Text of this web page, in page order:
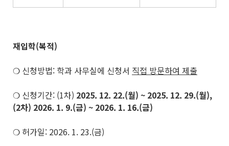
재입학(복적)
❍ 신청방법: 학과 사무실에 신청서 직접 방문하여 제출
❍ 신청기간: (1차) 2025. 12. 22.(월) ~ 2025. 12. 29.(월),
(2차) 2026. 1. 9.(금) ~ 2026. 1. 16.(금)
❍ 허가일: 2026. 1. 23.(금)